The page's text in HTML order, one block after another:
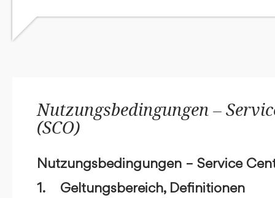
Nutzungsbedingungen –
(SCO)
Nutzungsbedingungen – Service
1. Geltungsbereich, Definitionen